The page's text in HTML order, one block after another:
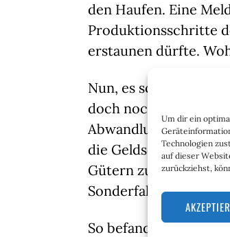
Um dir ein
Technologien
auf dieser
zurückziehst,
den Haufen. Eine
Produktionsschritte
erstaunen dürfte.
Nun, es scheint, als
doch noch
Abwandlung seines
die Geldschwemme
Gütern zu treffen.
Sonderfaktoren
So befanden sich